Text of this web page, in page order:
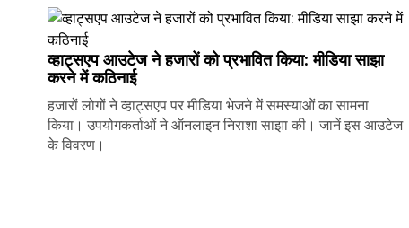
व्हाट्सएप आउटेज ने हजारों को प्रभावित किया: मीडिया साझा
करने में कठिनाई
हजारों लोगों ने व्हाट्सएप पर मीडिया भेजने में समस्याओं का सामना
किया। उपयोगकर्ताओं ने ऑनलाइन निराशा साझा की। जानें इस आउटेज
के विवरण।